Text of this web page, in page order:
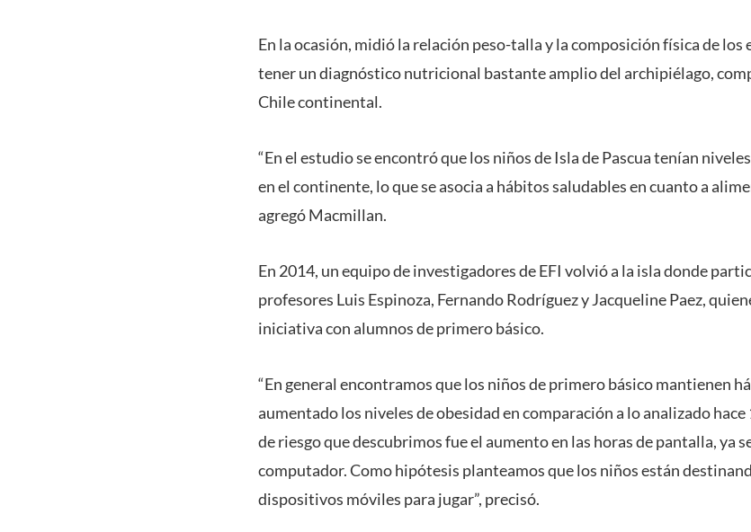
En la ocasión, midió la relación peso-talla y la composición física de
tener un diagnóstico nutricional bastante amplio del archipiélago,
Chile continental.
“En el estudio se encontró que los niños de Isla de Pascua tenían
en el continente, lo que se asocia a hábitos saludables en cuanto a
agregó Macmillan.
En 2014, un equipo de investigadores de EFI volvió a la isla donde
profesores Luis Espinoza, Fernando Rodríguez y Jacqueline Paez,
iniciativa con alumnos de primero básico.
“En general encontramos que los niños de primero básico mantienen
aumentado los niveles de obesidad en comparación a lo analizado
de riesgo que descubrimos fue el aumento en las horas de pantalla, ya
computador. Como hipótesis planteamos que los niños están
dispositivos móviles para jugar”, precisó.